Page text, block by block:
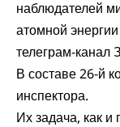
наблюдателей
атомной
телеграм-канал
В составе 26-й
инспектора.
Их задача, как